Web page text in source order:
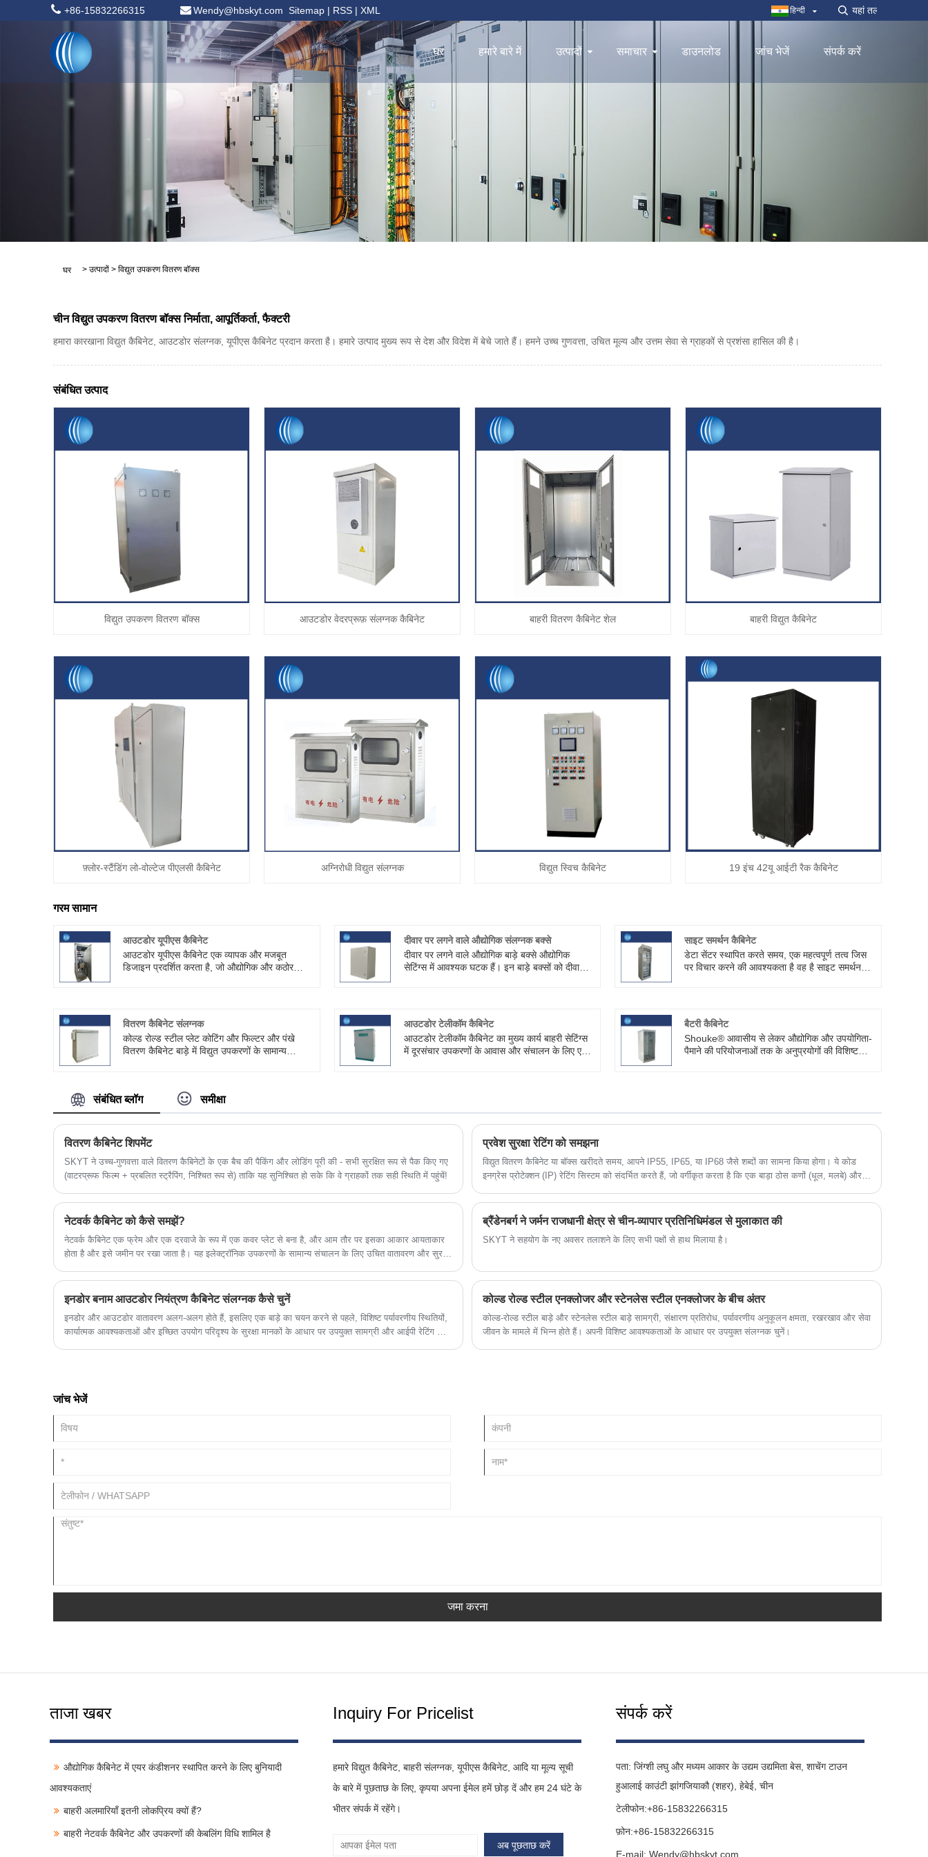
+86-15832266315 Sitemap | RSS |XML
Wendy@hbskyt.com हिन्दी
घर हमारे बारे में उत्पादों समाचार डाउनलोड जांच भेजें संपर्क करें
घर > उत्पादों > विद्युत उपकरण वितरण बॉक्स
चीन विद्युत उपकरण वितरण बॉक्स निर्माता, आपूर्तिकर्ता, फैक्टरी
हमारा कारखाना विद्युत कैबिनेट, आउटडोर संलग्नक, यूपीएस कैबिनेट प्रदान करता है। हमारे उत्पाद मुख्य रूप से देश और विदेश में बेचे जाते हैं। हमने उच्च गुणवत्ता, उचित मूल्य और उत्तम सेवा से ग्राहकों से प्रशंसा हासिल की है।
संबंधित उत्पाद
विद्युत उपकरण वितरण बॉक्स आउटडोर वेदरप्रूफ़ संलग्नक कैबिनेट बाहरी वितरण कैबिनेट शेल बाहरी विद्युत कैबिनेट
फ़्लोर-स्टैंडिंग लो-वोल्टेज पीएलसी कैबिनेट अग्निरोधी विद्युत संलग्नक विद्युत स्विच कैबिनेट 19 इंच 42यू आईटी रैक कैबिनेट
गरम सामान
आउटडोर यूपीएस कैबिनेट
आउटडोर यूपीएस कैबिनेट एक व्यापक और मजबूत
डिजाइन प्रदर्शित करता है, जो औद्योगिक और कठोर
कि उत्पादों को ग्राहकों के निर्दिष्ट स्थानों पर समय पर
पहुंचाया जाए।
दीवार पर लगने वाले औद्योगिक संलग्नक बक्से
दीवार पर लगने वाले औद्योगिक बाड़े बक्से औद्योगिक
सेटिंग्स में आवश्यक घटक हैं। इन बाड़े बक्सों को दीवारों
Shouke® बिजली वितरण कैबिनेट, आउटडोर कैबिनेट
और अन्य उत्पादों का एक पेशेवर निर्माता है। हमारे पास
उन्नत तकनीक है और हम उत्पाद की गुणवत्ता को सख्ती से
नियंत्रित करते हैं।
साइट समर्थन कैबिनेट
डेटा सेंटर स्थापित करते समय, एक महत्वपूर्ण तत्व जिस
पर विचार करने की आवश्यकता है वह है साइट समर्थन
वितरण कैबिनेट संलग्नक
कोल्ड रोल्ड स्टील प्लेट कोटिंग और फिल्टर और पंखे
वितरण कैबिनेट बाड़े में विद्युत उपकरणों के सामान्य
आउटडोर टेलीकॉम कैबिनेट
आउटडोर टेलीकॉम कैबिनेट का मुख्य कार्य बाहरी सेटिंग्स
में दूरसंचार उपकरणों के आवास और संचालन के लिए एक
बैटरी कैबिनेट
Shouke® आवासीय से लेकर औद्योगिक और उपयोगिता-
पैमाने की परियोजनाओं तक के अनुप्रयोगों की विशिष्ट
संबंधित ब्लॉग समीक्षा
वितरण कैबिनेट शिपमेंट
SKYT ने उच्च-गुणवत्ता वाले वितरण कैबिनेटों के एक बैच की पैकिंग और लोडिंग पूरी की - सभी सुरक्षित रूप से पैक किए गए
(वाटरप्रूफ फिल्म + प्रबलित स्ट्रैपिंग, निश्चित रूप से) ताकि यह सुनिश्चित हो सके कि वे ग्राहकों तक सही स्थिति में पहुंचें!
प्रवेश सुरक्षा रेटिंग को समझना
विद्युत वितरण कैबिनेट या बॉक्स खरीदते समय, आपने IP55, IP65, या IP68 जैसे शब्दों का सामना किया होगा। ये कोड
इनग्रेस प्रोटेक्शन (IP) रेटिंग सिस्टम को संदर्भित करते हैं, जो वर्गीकृत करता है कि एक बाड़ा ठोस कणों (धूल, मलबे) और
नेटवर्क कैबिनेट को कैसे समझें?
नेटवर्क कैबिनेट एक फ्रेम और एक दरवाजे के रूप में एक कवर प्लेट से बना है, और आम तौर पर इसका आकार आयताकार
होता है और इसे जमीन पर रखा जाता है। यह इलेक्ट्रॉनिक उपकरणों के सामान्य संचालन के लिए उचित वातावरण और सुरक्षा
जाता है।
ब्रैंडेनबर्ग ने जर्मन राजधानी क्षेत्र से चीन-व्यापार प्रतिनिधिमंडल से मुलाकात की
SKYT ने सहयोग के नए अवसर तलाशने के लिए सभी पक्षों से हाथ मिलाया है।
इनडोर बनाम आउटडोर नियंत्रण कैबिनेट संलग्नक कैसे चुनें
इनडोर और आउटडोर वातावरण अलग-अलग होते हैं, इसलिए एक बाड़े का चयन करने से पहले, विशिष्ट पर्यावरणीय स्थितियों,
कार्यात्मक आवश्यकताओं और इच्छित उपयोग परिदृश्य के सुरक्षा मानकों के आधार पर उपयुक्त सामग्री और आईपी रेटिंग का
कोल्ड रोल्ड स्टील एनक्लोजर और स्टेनलेस स्टील एनक्लोजर के बीच अंतर
कोल्ड-रोल्ड स्टील बाड़े और स्टेनलेस स्टील बाड़े सामग्री, संक्षारण प्रतिरोध, पर्यावरणीय अनुकूलन क्षमता, रखरखाव और सेवा
जीवन के मामले में भिन्न होते हैं। अपनी विशिष्ट आवश्यकताओं के आधार पर उपयुक्त संलग्नक चुनें।
जांच भेजें
जमा करना
ताजा खबर
औद्योगिक कैबिनेट में एयर कंडीशनर स्थापित करने के लिए बुनियादी
आवश्यकताएं
बाहरी अलमारियाँ इतनी लोकप्रिय क्यों हैं?
बाहरी नेटवर्क कैबिनेट और उपकरणों की केबलिंग विधि शामिल है
Inquiry For Pricelist
हमारे विद्युत कैबिनेट, बाहरी संलग्नक, यूपीएस कैबिनेट, आदि या मूल्य सूची
के बारे में पूछताछ के लिए, कृपया अपना ईमेल हमें छोड़ दें और हम 24 घंटे के
भीतर संपर्क में रहेंगे।
संपर्क करें
पता: जिंग्शी लघु और मध्यम आकार के उद्यम उद्यमिता बेस, शाचेंग टाउन
हुआलाई काउंटी झांगजियाकौ (शहर), हेबेई, चीन
टेलीफोन:+86-15832266315
फ़ोन:+86-15832266315
E-mail: Wendy@hbskyt.com